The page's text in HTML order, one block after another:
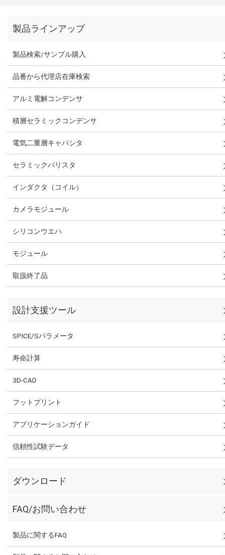
製品ラインアップ
製品検索/サンプル購入
品番から代理店在庫検索
アルミ電解コンデンサ
積層セラミックコンデンサ
電気二重層キャパシタ
セラミックバリスタ
インダクタ（コイル）
カメラモジュール
シリコンウエハ
モジュール
取扱終了品
設計支援ツール
SPICE/Sパラメータ
寿命計算
3D-CAD
フットプリント
アプリケーションガイド
信頼性試験データ
ダウンロード
FAQ/お問い合わせ
製品に関するFAQ